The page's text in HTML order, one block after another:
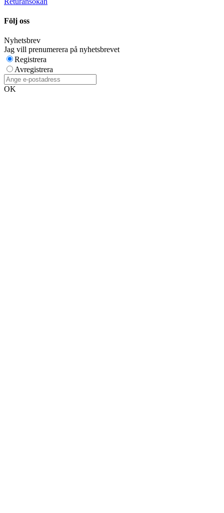
Följ oss
Nyhetsbrev
Jag vill prenumerera på nyhetsbrevet
Registrera
Avregistrera
OK